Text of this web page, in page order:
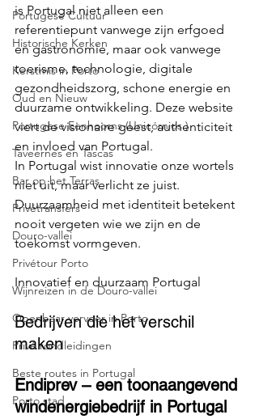
Portugese Cultuur
Historische Kerken
Kerstmis in Porto
Oud en Nieuw
Portugese Eenhoorns (Unicórnios )
Taveernes en Tascas
Bar op het Terras
Privétransfers
Douro-vallei
Privétour Porto
Wijnreizen in de Douro-vallei
Openbaar vervoer in Porto
Privé rondleidingen
Beste routes in Portugal
Porto stad
is Portugal niet alleen een
referentiepunt vanwege zijn erfgoed
en gastronomie, maar ook vanwege
toerisme, technologie, digitale
gezondheidszorg, schone energie en
duurzame ontwikkeling. Deze website
viert de visionaire geest, authenticiteit
en invloed van Portugal.
In Portugal wist innovatie onze wortels
niet uit, maar verlicht ze juist.
Duurzaamheid met identiteit betekent
nooit vergeten wie we zijn en de
toekomst vormgeven.
Innovatief en duurzaam Portugal
Bedrijven die het verschil
maken
Endiprev – een toonaangevend
windenergiebedrijf in Portugal